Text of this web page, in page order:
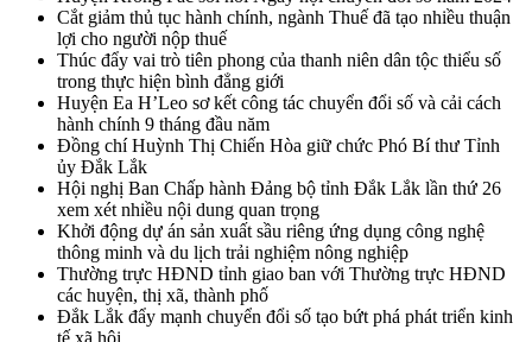
Cắt giảm thủ tục hành chính, ngành Thuế đã tạo nhiều thuận
lợi cho người nộp thuế
Thúc đẩy vai trò tiên phong của thanh niên dân tộc thiểu số
trong thực hiện bình đẳng giới
Huyện Ea H’Leo sơ kết công tác chuyển đổi số và cải cách
hành chính 9 tháng đầu năm
Đồng chí Huỳnh Thị Chiến Hòa giữ chức Phó Bí thư Tỉnh
ủy Đắk Lắk
Hội nghị Ban Chấp hành Đảng bộ tỉnh Đắk Lắk lần thứ 26
xem xét nhiều nội dung quan trọng
Khởi động dự án sản xuất sầu riêng ứng dụng công nghệ
thông minh và du lịch trải nghiệm nông nghiệp
Thường trực HĐND tỉnh giao ban với Thường trực HĐND
các huyện, thị xã, thành phố
Đắk Lắk đẩy mạnh chuyển đổi số tạo bứt phá phát triển kinh